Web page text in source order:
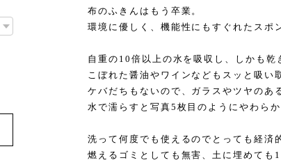
布のふきんはもう卒業。
環境に優しく、機能性にもすぐれたスポ
自重の10倍以上の水を吸収し、しかも乾
こぼれた醤油やワインなどもスッと吸い
ケバだちもないので、ガラスやツヤのあ
水で濡らすと写真5枚目のようにやわら
洗って何度でも使えるのでとっても経済
燃えるゴミとしても無害、土に埋めて